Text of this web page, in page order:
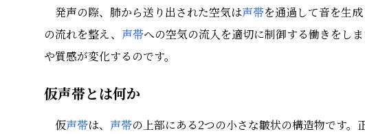
発声の際、肺から送り出された空気は声帯を通過して音を生
の流れを整え、 声帯への空気の流入を適切に制御する働きをし
や質感が変化するのです。
仮声帯とは何か
仮声帯は、 声帯の上部にある2つの小さな皺状の構造物です。